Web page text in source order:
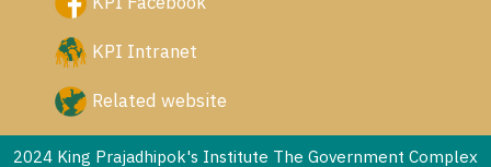
KPI Intranet
Related website
2024 King Prajadhipok's Institute The Government Complex